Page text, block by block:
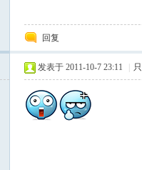
回复
发表于 2011-10-7 23:11